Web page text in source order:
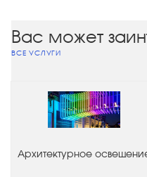
Вас может
ВСЕ УСЛУГИ
Архитектурное